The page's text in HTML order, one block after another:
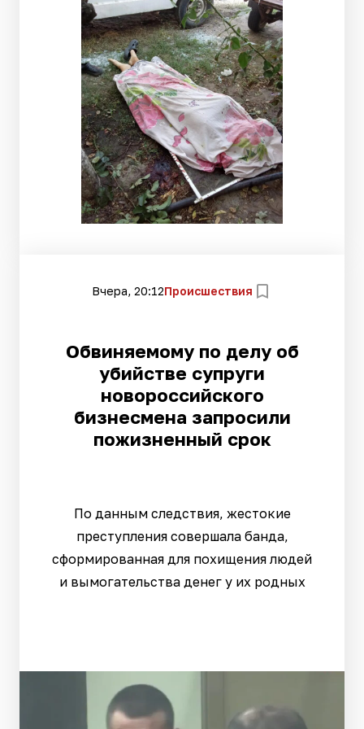
Вчера, 20:12Происшествия
Обвиняемому по делу об
убийстве супруги
новороссийского
бизнесмена запросили
пожизненный срок
По данным следствия, жестокие
преступления совершала банда,
сформированная для похищения людей
и вымогательства денег у их родных